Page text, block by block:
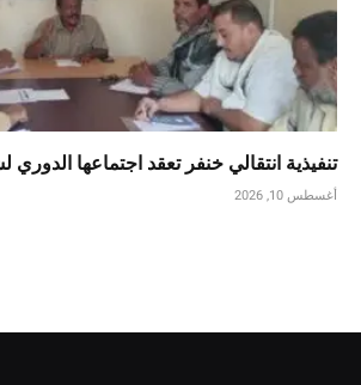
تنفيذية انتقالي خنفر تعقد اجتماعها
أغسطس 10, 2026